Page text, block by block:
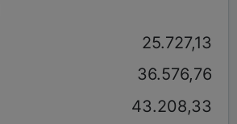
25.727,13
36.576,76
43.208,33